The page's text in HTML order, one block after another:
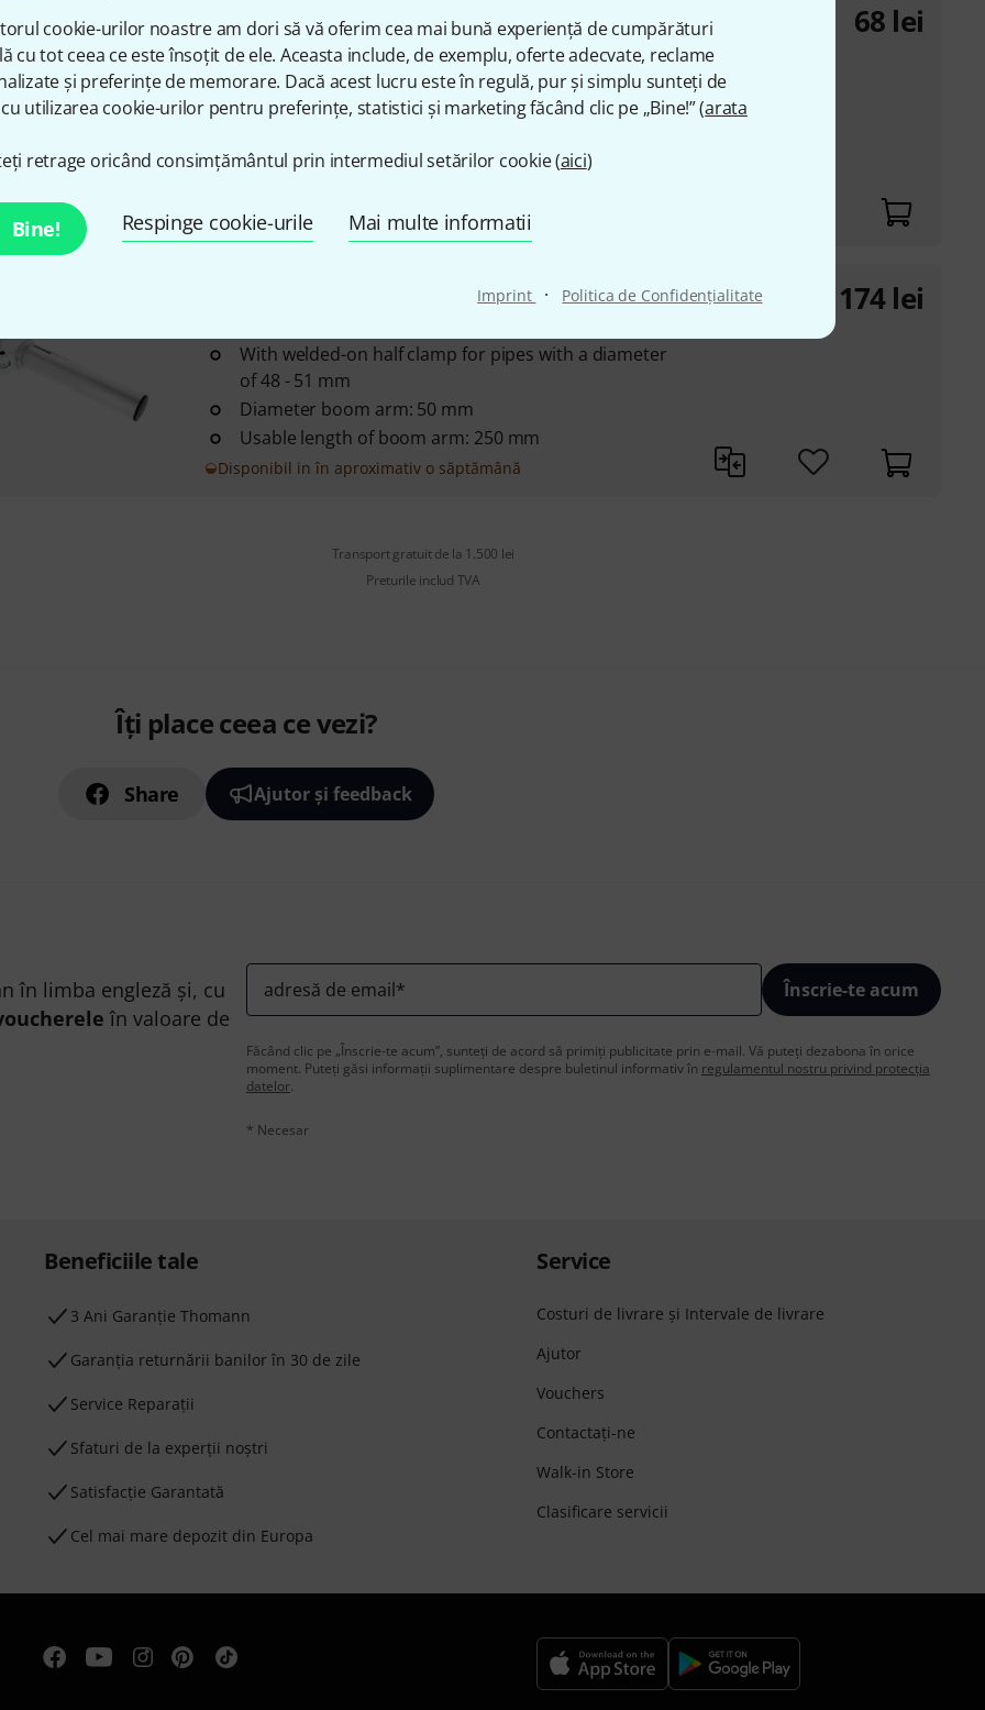
cookie-urilor noastre am dori să vă oferim cea mai bună experiență de cumpărături
cu tot ceea ce este însoțit de ele. Aceasta include, de exemplu, oferte adecvate, reclame
și preferințe de memorare. Dacă acest lucru este în regulă, pur și simplu sunteți de
utilizarea cookie-urilor pentru preferințe, statistici și marketing făcând clic pe „Bine!” (arata
retrage oricând consimțământul prin intermediul setărilor cookie (aici)
Bine! Respinge cookie-urile Mai multe informatii
Imprint · Politica de Confidenţialitate
Global Truss VMP100-B Black
3
Versatile VESA mount for secure mounting of
screens on 48–51 mm tubes
fair and event technology setups
în stoc
68 lei
Boom Arm 48-51/250
With welded-on half clamp for pipes with a diameter
of 48 - 51 mm
Diameter boom arm: 50 mm
Usable length of boom arm: 250 mm
Disponibil in în aproximativ o săptămână
174 lei
Transport gratuit de la 1.500 lei
Preturile includ TVA
Îți place ceea ce vezi?
Share Ajutor și feedback
în limba engleză și, cu
în valoare de
adresă de email* Înscrie-te acum
Făcând clic pe „Înscrie-te acum”, sunteți de acord să primiți publicitate prin e-mail. Vă puteți dezabona în orice
moment. Puteți găsi informații suplimentare despre buletinul informativ în regulamentul nostru privind protecția
datelor.
* Necesar
Beneficiile tale
3 Ani Garanție Thomann
Garanţia returnării banilor în 30 de zile
Service Reparații
Sfaturi de la experții noștri
Satisfacție Garantată
Cel mai mare depozit din Europa
Service
Costuri de livrare şi Intervale de livrare
Ajutor
Vouchers
Contactaţi-ne
Walk-in Store
Clasificare servicii